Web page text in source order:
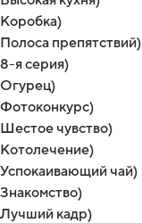
препятствий)
я серия)
чувство)
чай)
кадр)